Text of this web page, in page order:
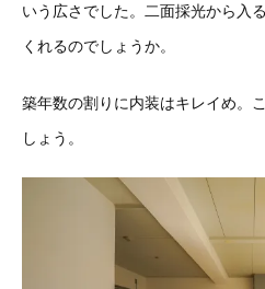
いう広さでした。二面採光から入
くれるのでしょうか。
築年数の割りに内装はキレイめ。
しょう。